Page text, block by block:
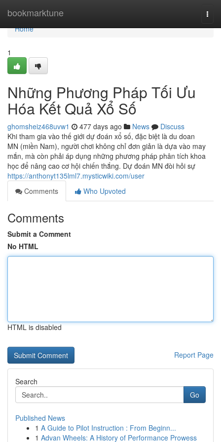
bookmarktune
Home
Home
1
Những Phương Pháp Tối Ưu
Hóa Kết Quả Xổ Số
ghomsheiz468uvw1 477 days ago News
Discuss
Khi tham gia vào thế giới dự đoán xổ số, đặc biệt là du doan
MN (miền Nam), người chơi không chỉ đơn giản là dựa vào may
mắn, mà còn phải áp dụng những phương pháp phân tích khoa
học để nâng cao cơ hội chiến thắng. Dự đoán MN đòi hỏi sự
https://anthonyt135lml7.mysticwiki.com/user
Comments
Who Upvoted
Comments
Submit a Comment
No HTML
HTML is disabled
Report Page
Search
Go
Published News
1 A Guide to Pilot Instruction : From Beginn...
1 Advan Wheels: A History of Performance Prowess